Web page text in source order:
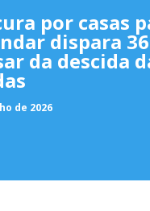
por casas
dispara
da descida
de 2026